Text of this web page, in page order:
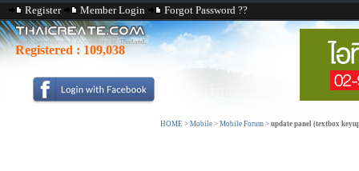
Register Member Login Forgot Password ??
Registered : 109,038
HOME > Mobile > Mobile Forum > update panel (textbox